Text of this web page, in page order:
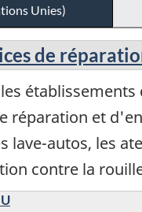
Unies)
de
réparation et
lave-autos, les
contre la